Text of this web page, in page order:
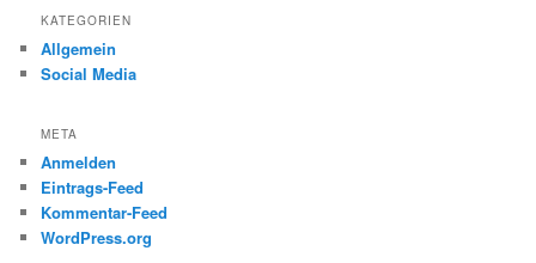
KATEGORIEN
Allgemein
Social Media
META
Anmelden
Eintrags-Feed
Kommentar-Feed
WordPress.org